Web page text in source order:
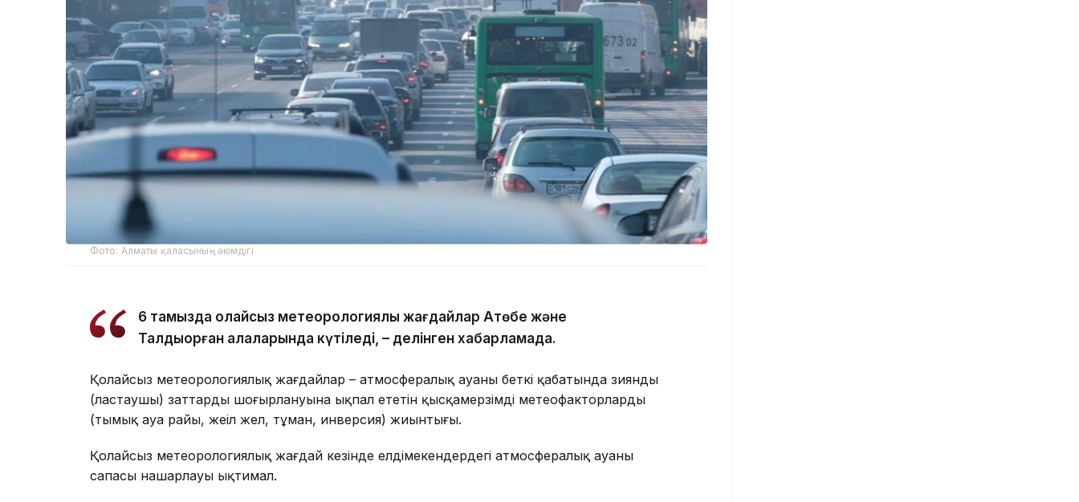
Фото: Алматы қаласының әкімдігі
6 тамызда қолайсыз метеорологиялық жағдайлар Ақтөбе және
Талдықорған қалаларында күтіледі, – делінген хабарламада.
Қолайсыз метеорологиялық жағдайлар – атмосфералық ауаның беткі қабатында зиянды
(ластаушы) заттардың шоғырлануына ықпал ететін қысқамерзімді метеофакторлардың
(тымық ауа райы, жеңіл жел, тұман, инверсия) жиынтығы.
Қолайсыз метеорологиялық жағдай кезінде елдімекендердегі атмосфералық ауаның
сапасы нашарлауы ықтимал.